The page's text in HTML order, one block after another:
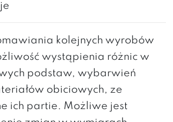
kolejnych wyrobów
wystąpienia różnic w
podstaw, wybarwień
obiciowych, ze
ich partie. Możliwe jest